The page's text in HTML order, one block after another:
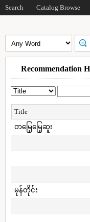
Search Catalog Browse
Recommendation
Title
တမြေ့မြေ့ဆူး
မုန်တိုင်း